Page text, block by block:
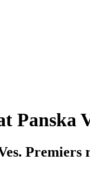
Panska
Premiers